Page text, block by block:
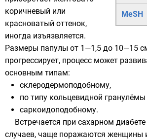
MeSH
коричневый или
красноватый оттенок,
иногда изъязвляется.
Размеры папулы от 1—1,5 до 10—15
прогрессирует, процесс может
основным типам:
склеродермоподобному,
по типу кольцевидной гранулёмы
саркоидоподобному.
Встречается при сахарном диабете
случаев, чаще поражаются женщины